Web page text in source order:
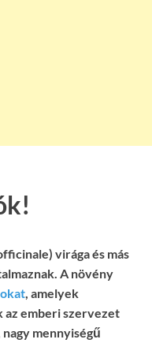
virága és más
A növény
, amelyek
az emberi szervezet
mennyiségű